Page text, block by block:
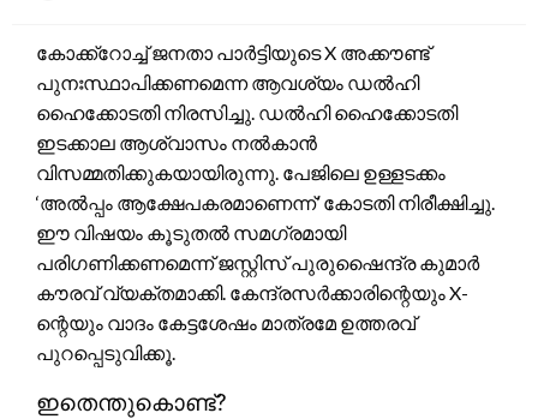
കോക്ക്റോച്ച് ജനതാ പാർട്ടിയുടെ X അക്കൗണ്ട്
പുനഃസ്ഥാപിക്കണമെന്ന ആവശ്യം ഡൽഹി
ഹൈക്കോടതി നിരസിച്ചു. ഡൽഹി ഹൈക്കോടതി
ഇടക്കാല ആശ്വാസം നൽകാൻ
വിസമ്മതിക്കുകയായിരുന്നു. പേജിലെ ഉള്ളടക്കം
‘അൽപ്പം ആക്ഷേപകരമാണെന്ന്’ കോടതി നിരീക്ഷിച്ചു.
ഈ വിഷയം കൂടുതൽ സമഗ്രമായി
പരിഗണിക്കണമെന്ന് ജസ്റ്റിസ് പുരുഷൈന്ദ്ര കുമാർ
കൗരവ് വ്യക്തമാക്കി. കേന്ദ്രസർക്കാരിന്റെയും X-
ന്റെയും വാദം കേട്ടശേഷം മാത്രമേ ഉത്തരവ്
പുറപ്പെടുവിക്കൂ.
ഇതെന്തുകൊണ്ട്?